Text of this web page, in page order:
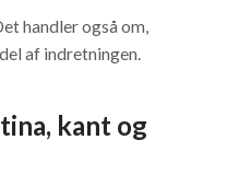
handler også om,
af indretningen.
kant og